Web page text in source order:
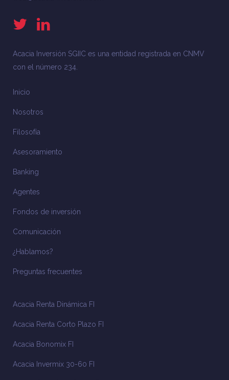
Acacia Inversión SGIIC es una entidad registrada en CNMV
con el número 234.
Inicio
Nosotros
Filosofía
Asesoramiento
Banking
Agentes
Fondos de inversión
Comunicación
¿Hablamos?
Preguntas frecuentes
Acacia Renta Dinámica FI
Acacia Renta Corto Plazo FI
Acacia Bonomix FI
Acacia Invermix 30-60 FI